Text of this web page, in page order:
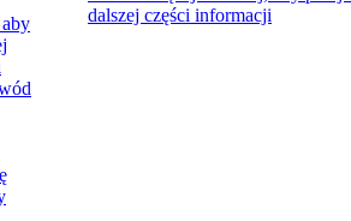
dalszej części informacji